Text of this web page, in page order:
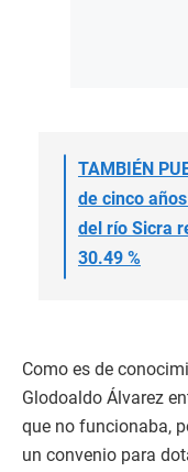
TAMBIÉN
de cinco
del río Sicra
30.49 %
Como es de
Glodoaldo Álvarez
que no funcionaba,
un convenio para